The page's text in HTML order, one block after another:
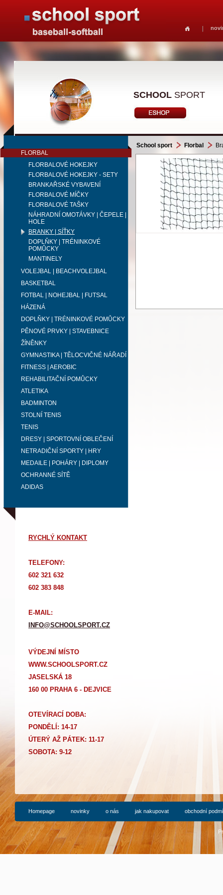
SCHOOL SPORT
FLORBAL
FLORBALOVÉ HOKEJKY
FLORBALOVÉ HOKEJKY - SETY
BRANKAŘSKÉ VYBAVENÍ
FLORBALOVÉ MÍČKY
FLORBALOVÉ TAŠKY
NÁHRADNÍ OMOTÁVKY | ČEPELE |
HOLE
BRANKY | SÍŤKY
DOPLŇKY | TRÉNINKOVÉ
POMŮCKY
MANTINELY
VOLEJBAL | BEACHVOLEJBAL
BASKETBAL
FOTBAL | NOHEJBAL | FUTSAL
HÁZENÁ
DOPLŇKY | TRÉNINKOVÉ POMŮCKY
PĚNOVÉ PRVKY | STAVEBNICE
ŽÍNĚNKY
GYMNASTIKA | TĚLOCVIČNÉ NÁŘADÍ
FITNESS | AEROBIC
REHABILITAČNÍ POMŮCKY
ATLETIKA
BADMINTON
STOLNÍ TENIS
TENIS
DRESY | SPORTOVNÍ OBLEČENÍ
NETRADIČNÍ SPORTY | HRY
MEDAILE | POHÁRY | DIPLOMY
OCHRANNÉ SÍTĚ
ADIDAS
RYCHLÝ KONTAKT
TELEFONY:
602 321 632
602 383 848
E-MAIL:
INFO@SCHOOLSPORT.CZ
VÝDEJNÍ MÍSTO
WWW.SCHOOLSPORT.CZ
JASELSKÁ 18
160 00 PRAHA 6 - DEJVICE
OTEVÍRACÍ DOBA:
PONDĚLÍ: 14-17
ÚTERÝ AŽ PÁTEK: 11-17
SOBOTA: 9-12
School sport Florbal
Homepage novinky o nás jak nakupovat obchodní